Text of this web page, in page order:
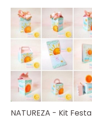
NATUREZA - Kit Festa